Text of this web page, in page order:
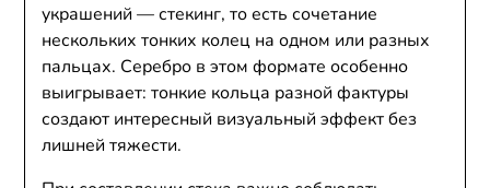
украшений — стекинг, то есть сочетание
нескольких тонких колец на одном или разных
пальцах. Серебро в этом формате особенно
выигрывает: тонкие кольца разной фактуры
создают интересный визуальный эффект без
лишней тяжести.